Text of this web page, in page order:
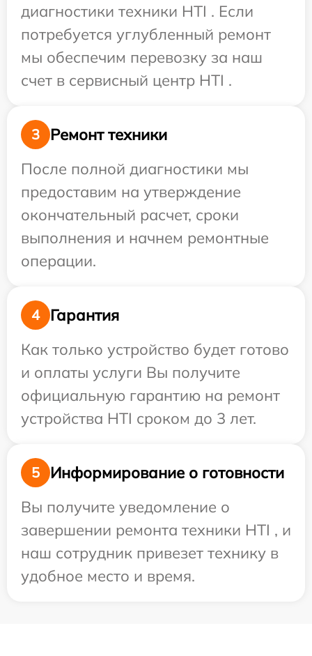
диагностики техники HTI . Если
потребуется углубленный ремонт
мы обеспечим перевозку за наш
счет в сервисный центр HTI .
3
Ремонт техники
После полной диагностики мы
предоставим на утверждение
окончательный расчет, сроки
выполнения и начнем ремонтные
операции.
4
Гарантия
Как только устройство будет готово
и оплаты услуги Вы получите
официальную гарантию на ремонт
устройства HTI сроком до 3 лет.
5
Информирование о готовности
Вы получите уведомление о
завершении ремонта техники HTI , и
наш сотрудник привезет технику в
удобное место и время.